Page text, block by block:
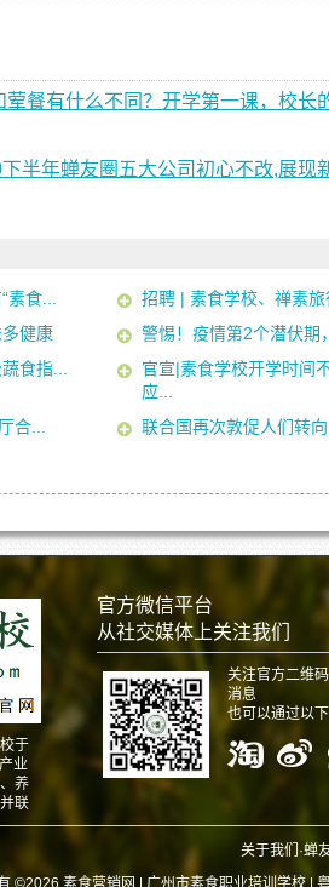
餐有什么不同？开学第一课，校长
半年蝉友圈五大公司初心不改,展现
食...
招聘 | 素食学校、禅素旅
健康
警惕！疫情第2个潜伏期
食指...
官宣|素食学校开学时
应...
合...
联合国再次敦促人们转
于
业
养
联
官方微信平台
从社交媒体上关注我们
关注官方二维
消息
也可以通过以
关于我们·蝉
©2026 素食营销网 | 广州市素食职业培训学校 |